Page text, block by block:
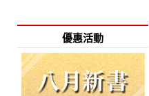
優惠活動